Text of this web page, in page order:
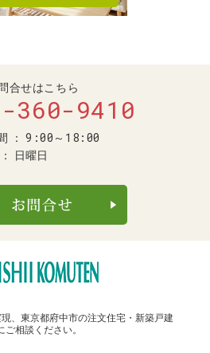
合せはこちら
360-9410
9:00～18:00
日曜日
、 東京都府中市の注文住宅・新築戸建
ご相談ください。